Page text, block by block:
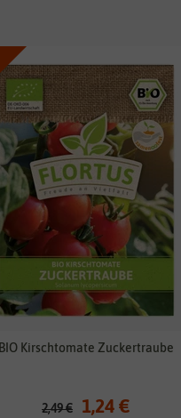
BIO Kirschtomate Zuckertraube
2,49 € 1,24 €